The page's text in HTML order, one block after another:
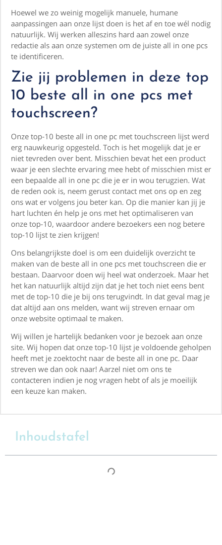
Hoewel we zo weinig mogelijk manuele, humane
aanpassingen aan onze lijst doen is het af en toe wél nodig
natuurlijk. Wij werken alleszins hard aan zowel onze
redactie als aan onze systemen om de juiste all in one pcs
te identificeren.
Zie jij problemen in deze top
10 beste all in one pcs met
touchscreen?
Onze top-10 beste all in one pc met touchscreen lijst werd
erg nauwkeurig opgesteld. Toch is het mogelijk dat je er
niet tevreden over bent. Misschien bevat het een product
waar je een slechte ervaring mee hebt of misschien mist er
een bepaalde all in one pc die je er in wou terugzien. Wat
de reden ook is, neem gerust contact met ons op en zeg
ons wat er volgens jou beter kan. Op die manier kan jij je
hart luchten én help je ons met het optimaliseren van
onze top-10, waardoor andere bezoekers een nog betere
top-10 lijst te zien krijgen!
Ons belangrijkste doel is om een duidelijk overzicht te
maken van de beste all in one pcs met touchscreen die er
bestaan. Daarvoor doen wij heel wat onderzoek. Maar het
het kan natuurlijk altijd zijn dat je het toch niet eens bent
met de top-10 die je bij ons terugvindt. In dat geval mag je
dat altijd aan ons melden, want wij streven ernaar om
onze website optimaal te maken.
Wij willen je hartelijk bedanken voor je bezoek aan onze
site. Wij hopen dat onze top-10 lijst je voldoende geholpen
heeft met je zoektocht naar de beste all in one pc. Daar
streven we dan ook naar! Aarzel niet om ons te
contacteren indien je nog vragen hebt of als je moeilijk
een keuze kan maken.
Inhoudstafel